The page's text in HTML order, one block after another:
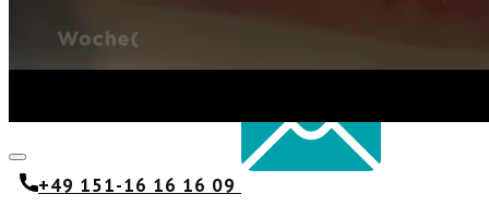
Kontakt
+49 151-16 16 16 09